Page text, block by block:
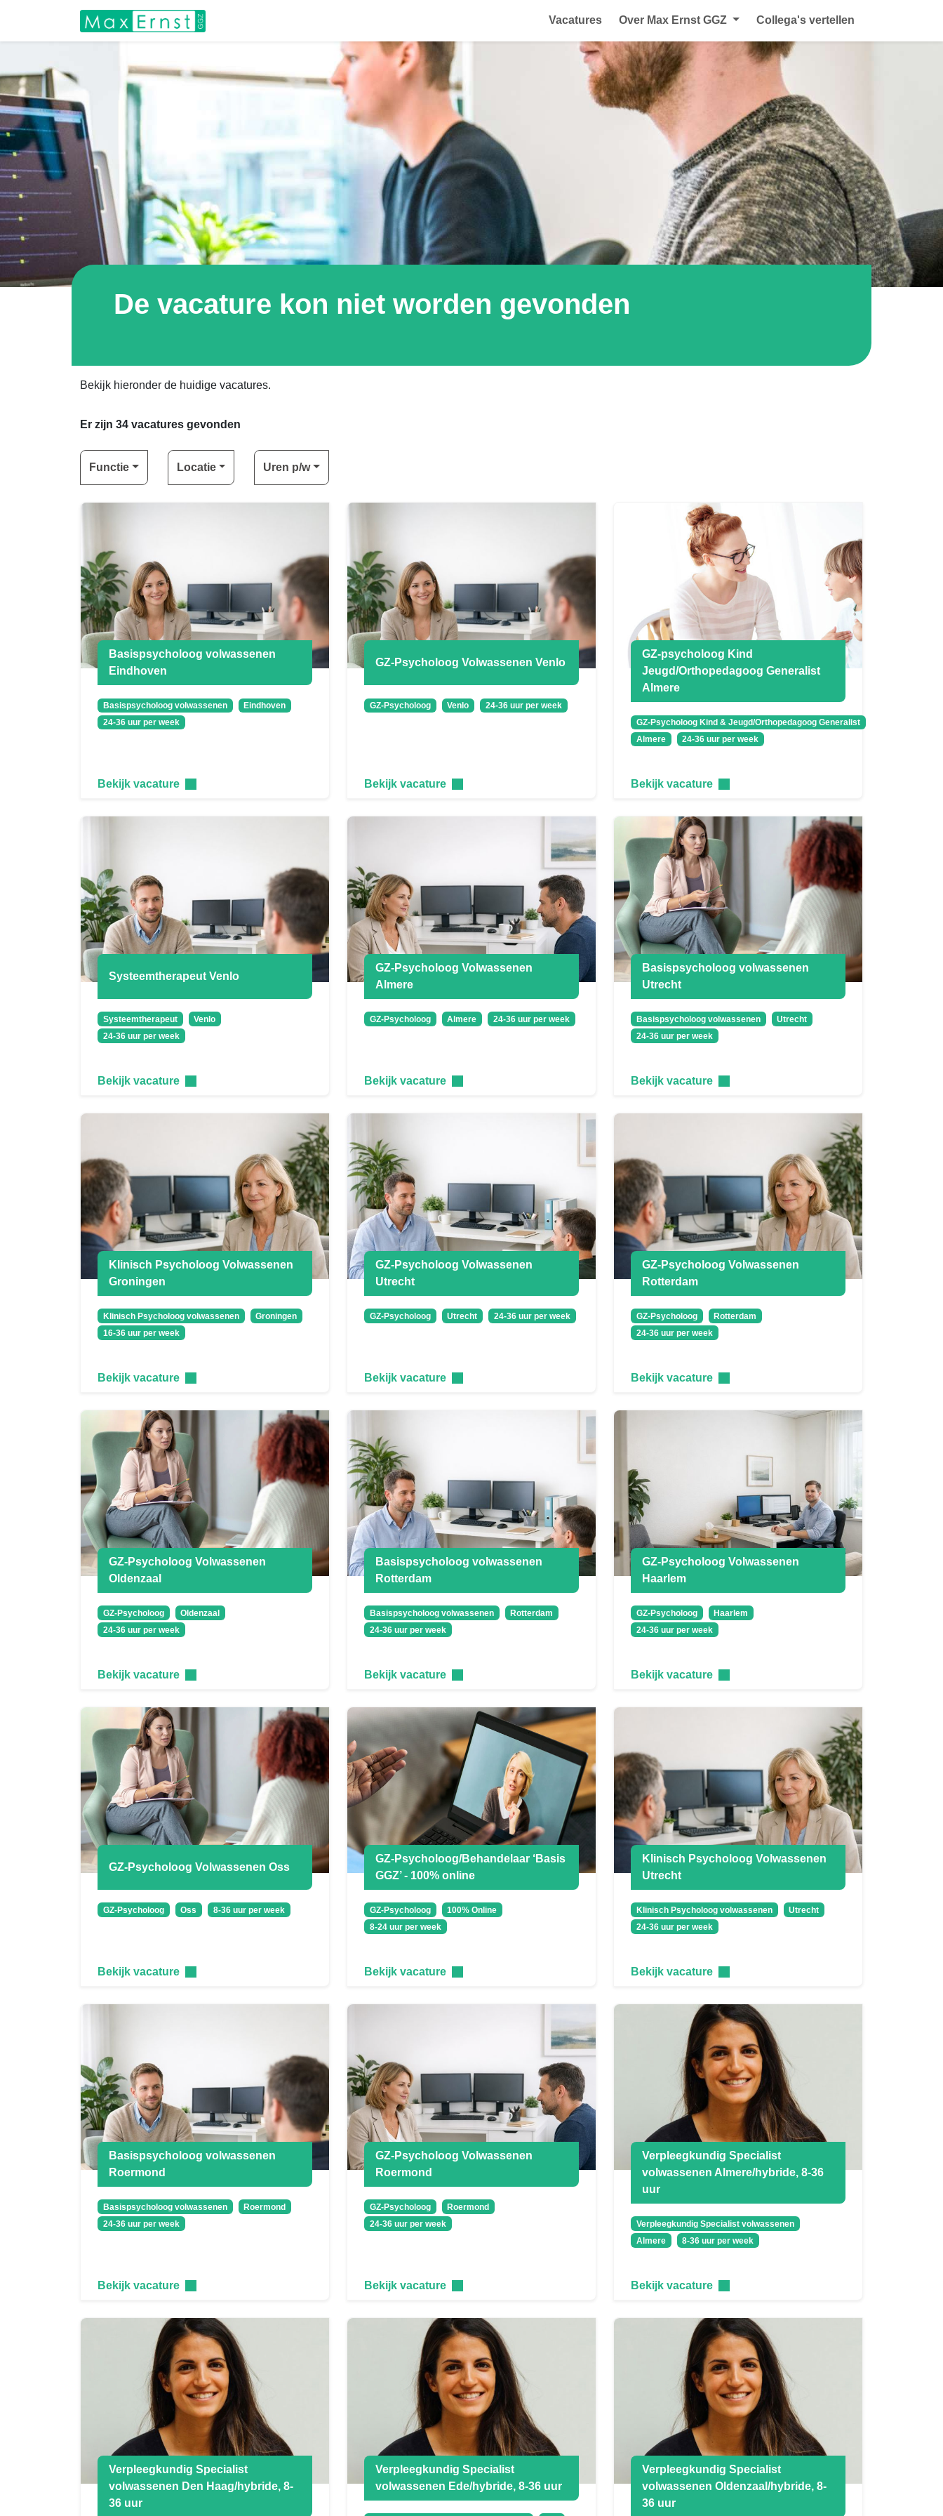
Vacatures Over Max Ernst GGZ Collega's vertellen
De vacature kon niet worden gevonden
Bekijk hieronder de huidige vacatures.
Er zijn 34 vacatures gevonden
Functie Locatie Uren p/w
Basispsycholoog volwassenen
Eindhoven
Basispsycholoog volwassenen
Eindhoven
24-36 uur per week
Bekijk vacature
GZ-Psycholoog Volwassenen Venlo
GZ-Psycholoog Venlo 24-36 uur per week
Bekijk vacature
GZ-psycholoog Kind
Jeugd/Orthopedagoog Generalist
Almere
GZ-Psycholoog Kind & Jeugd/Orthopedagoog Generalist
Almere
24-36 uur per week
Bekijk vacature
Systeemtherapeut Venlo
Systeemtherapeut
Venlo
24-36 uur per week
Bekijk vacature
GZ-Psycholoog Volwassenen
Almere
GZ-Psycholoog Almere 24-36 uur per week
Bekijk vacature
Basispsycholoog volwassenen
Utrecht
Basispsycholoog volwassenen
Utrecht
24-36 uur per week
Bekijk vacature
Klinisch Psycholoog Volwassenen
Groningen
Klinisch Psycholoog volwassenen
Groningen
16-36 uur per week
Bekijk vacature
GZ-Psycholoog Volwassenen
Utrecht
GZ-Psycholoog Utrecht 24-36 uur per week
Bekijk vacature
GZ-Psycholoog Volwassenen
Rotterdam
GZ-Psycholoog
Rotterdam
24-36 uur per week
Bekijk vacature
GZ-Psycholoog Volwassenen
Oldenzaal
GZ-Psycholoog
Oldenzaal
24-36 uur per week
Bekijk vacature
Basispsycholoog volwassenen
Rotterdam
Basispsycholoog volwassenen
Rotterdam
24-36 uur per week
Bekijk vacature
GZ-Psycholoog Volwassenen
Haarlem
GZ-Psycholoog
Haarlem
24-36 uur per week
Bekijk vacature
GZ-Psycholoog Volwassenen Oss
GZ-Psycholoog Oss 8-36 uur per week
Bekijk vacature
GZ-Psycholoog/Behandelaar ‘Basis
GGZ’ - 100% online
GZ-Psycholoog
100% Online
8-24 uur per week
Bekijk vacature
Klinisch Psycholoog Volwassenen
Utrecht
Klinisch Psycholoog volwassenen
Utrecht
24-36 uur per week
Bekijk vacature
Basispsycholoog volwassenen
Roermond
Basispsycholoog volwassenen
Roermond
24-36 uur per week
Bekijk vacature
GZ-Psycholoog Volwassenen
Roermond
GZ-Psycholoog
Roermond
24-36 uur per week
Bekijk vacature
Verpleegkundig Specialist
volwassenen Almere/hybride, 8-36
uur
Verpleegkundig Specialist volwassenen
Almere
8-36 uur per week
Bekijk vacature
Verpleegkundig Specialist
volwassenen Den Haag/hybride, 8-
36 uur
Verpleegkundig Specialist
volwassenen Ede/hybride, 8-36 uur
Verpleegkundig Specialist
volwassenen Oldenzaal/hybride, 8-
36 uur